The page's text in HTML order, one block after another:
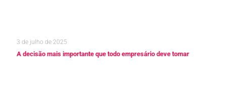
3 de julho de 2025
A decisão mais importante que todo empresário deve tomar